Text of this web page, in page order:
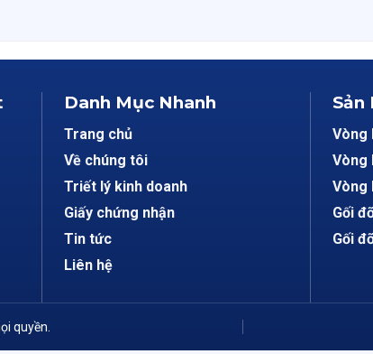
Danh Mục Nhanh
Trang chủ
Về chúng tôi
Triết lý kinh doanh
Giấy chứng nhận
Tin tức
Liên hệ
Sản
Vòng
Vòng
Vòng
Gối
Gối
quyền.